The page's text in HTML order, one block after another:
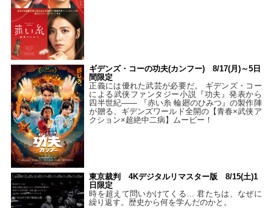
ギデンズ・コーの功夫(カンフー) 8/17(月)～5日
間限定
正義には優れた武芸が必要だ。 ギデンズ・コー
による武侠ファンタジー小説『功夫』発表から
四半世紀―― 『赤い糸 輪廻のひみつ』の製作陣
が贈る、ギデンズワールド全開の【青春×武侠ア
クション×超絶中二病】ムービー！
東京裁判 4Kデジタルリマスター版 8/15(土)1
日限定
時を超えて問いかけてくる… 君たちは、なぜに
繰り返す。歴史から何を学んだのかと。